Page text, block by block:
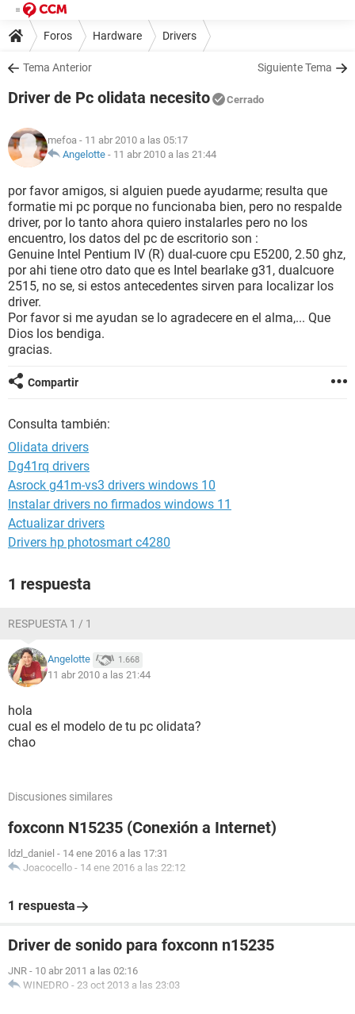
Foros Hardware Drivers
Tema Anterior Siguiente Tema
Driver de Pc olidata necesito Cerrado
mefoa - 11 abr 2010 a las 05:17
Angelotte - 11 abr 2010 a las 21:44
por favor amigos, si alguien puede ayudarme; resulta que
formatie mi pc porque no funcionaba bien, pero no respalde
driver, por lo tanto ahora quiero instalarles pero no los
encuentro, los datos del pc de escritorio son :
Genuine Intel Pentium IV (R) dual-cuore cpu E5200, 2.50 ghz,
por ahi tiene otro dato que es Intel bearlake g31, dualcuore
2515, no se, si estos antecedentes sirven para localizar los
driver.
Por favor si me ayudan se lo agradecere en el alma,... Que
Dios los bendiga.
gracias.
Compartir
Consulta también:
Olidata drivers
Dg41rq drivers
Asrock g41m-vs3 drivers windows 10
Instalar drivers no firmados windows 11
Actualizar drivers
Drivers hp photosmart c4280
1 respuesta
RESPUESTA 1 / 1
Angelotte 1.668
11 abr 2010 a las 21:44
hola
cual es el modelo de tu pc olidata?
chao
Discusiones similares
foxconn N15235 (Conexión a Internet)
ldzl_daniel - 14 ene 2016 a las 17:31
Joacocello - 14 ene 2016 a las 22:12
1 respuesta
Driver de sonido para foxconn n15235
JNR - 10 abr 2011 a las 02:16
WINEDRO - 23 oct 2013 a las 23:03